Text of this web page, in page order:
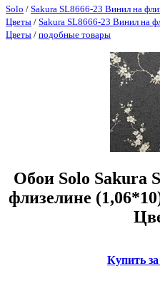
Solo / Sakura SL8666-23 Винил на
Цветы / Sakura SL8666-23 Винил на
Цветы / подобные товары
Обои Solo Sakura
флизелине
Купить